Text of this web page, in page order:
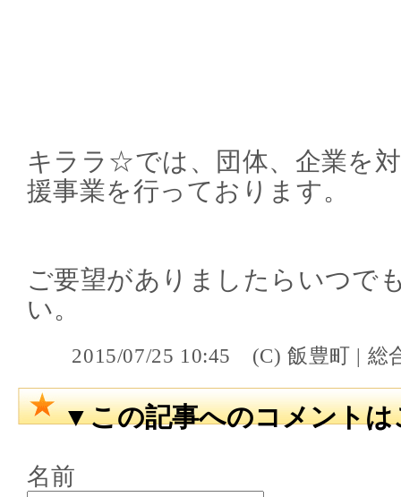
キララ☆では、団体、企業を
援事業を行っております。
ご要望がありましたらいつで
い。
2015/07/25 10:45 (C) 飯豊町 |
▼この記事へのコメントは
名前